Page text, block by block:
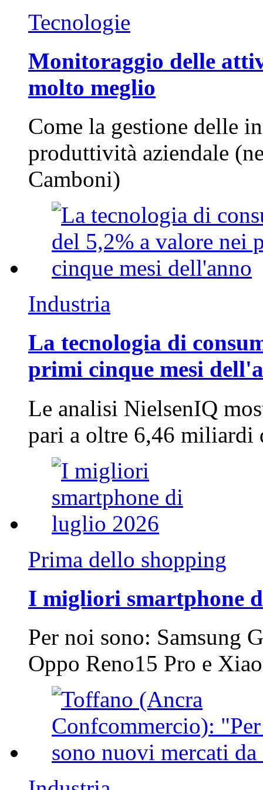
Tecnologie
Monitoraggio delle
molto meglio
Come la gestione delle
produttività aziendale
Camboni)
Industria
La tecnologia di
primi cinque mesi
Le analisi NielsenIQ
pari a oltre 6,46
Prima dello shopping
I migliori smartphone
Per noi sono: Samsung
Oppo Reno15 Pro e